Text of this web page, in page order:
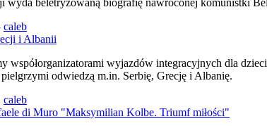
caleb
i Albanii
współorganizatorami wyjazdów integracyjnych dla
pielgrzymi odwiedzą m.in. Serbię, Grecję i Albanię.
caleb
di Muro "Maksymilian Kolbe. Triumf miłości"